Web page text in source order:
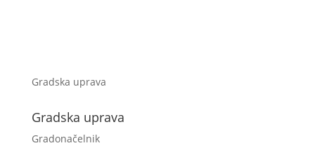
Gradska uprava
Gradska uprava
Gradonačelnik